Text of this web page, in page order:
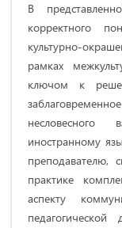
В
корректного
культурно-
рамках
ключом к
иностранному
преподавателю,
практике
аспекту